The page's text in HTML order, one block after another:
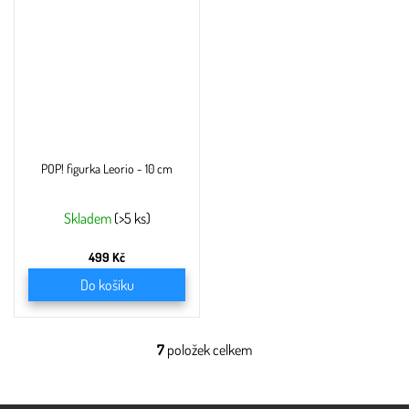
POP! figurka Leorio - 10 cm
Skladem (>5 ks)
499 Kč
Do košíku
O
7 položek celkem